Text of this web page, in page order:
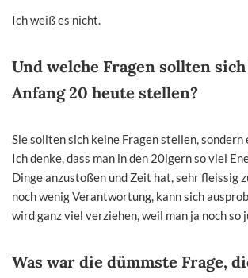
Ich weiß es nicht.
Und welche Fragen sollten
Anfang 20 heute stellen?
Sie sollten sich keine Fragen stellen, sondern
Ich denke, dass man in den 20igern so viel
Dinge anzustoßen und Zeit hat, sehr fleissig
noch wenig Verantwortung, kann sich
wird ganz viel verziehen, weil man ja noch so
Was war die dümmste Frage,